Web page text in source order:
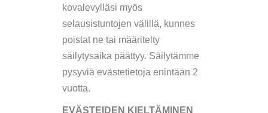
kovalevylläsi myös
selausistuntojen välillä, kunnes
poistat ne tai määritelty
säilytysaika päättyy. Säilytämme
pysyviä evästetietoja enintään 2
vuotta.
EVÄSTEIDEN KIELTÄMINEN